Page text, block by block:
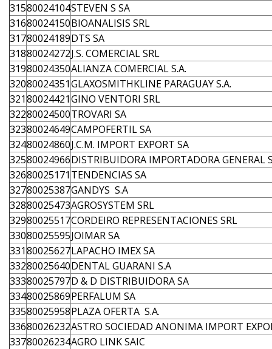
31580024104STEVEN S SA
31680024150BIOANALISIS SRL
31780024189DTS SA
31880024272J.S. COMERCIAL SRL
31980024350ALIANZA COMERCIAL S.A.
32080024351GLAXOSMITHKLINE PARAGUAY S.A.
32180024421GINO VENTORI SRL
32280024500TROVARI SA
32380024649CAMPOFERTIL SA
32480024860J.C.M. IMPORT EXPORT SA
32580024966DISTRIBUIDORA IMPORTADORA GENERAL
32680025171 TENDENCIAS SA
32780025387GANDYS S.A
32880025473AGROSYSTEM SRL
32980025517CORDEIRO REPRESENTACIONES SRL
33080025595JOIMAR SA
33180025627LAPACHO IMEX SA
33280025640DENTAL GUARANI S.A
33380025797D & D DISTRIBUIDORA SA
33480025869PERFALUM SA
33580025958PLAZA OFERTA S.A.
33680026232ASTRO SOCIEDAD ANONIMA IMPORT
33780026234AGRO LINK SAIC